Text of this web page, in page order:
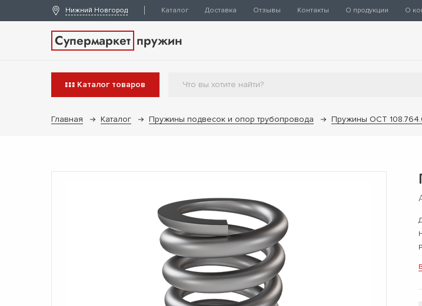
Нижний Новгород Каталог Доставка Отзывы Контакты О продукции О
Супермаркет пружин
Каталог товаров
Главная Каталог Пружины подвесок и опор трубопровода Пружины ОСТ